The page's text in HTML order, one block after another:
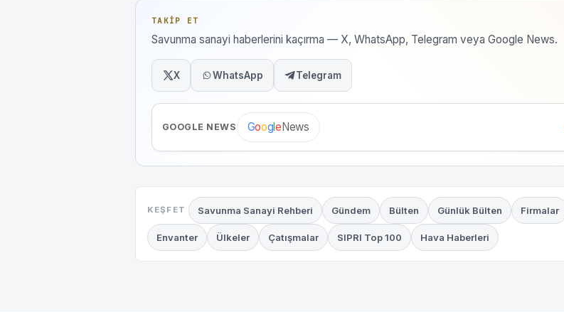
TAKIP ET
Savunma sanayi haberlerini kaçırma — X, WhatsApp, Telegram veya Google News.
X WhatsApp Telegram
GOOGLE NEWS GoogleNews
KEŞFET Savunma Sanayi Rehberi Gündem Bülten Günlük Bülten Firmalar
Envanter Ülkeler Çatışmalar SIPRI Top 100 Hava Haberleri